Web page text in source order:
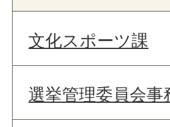
文化スポーツ課
選挙管理委員会事